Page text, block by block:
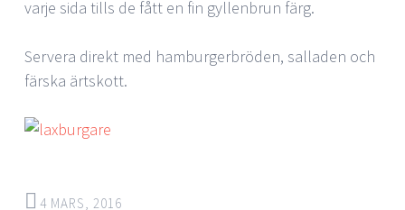
varje sida tills de fått en fin gyllenbrun färg.
Servera direkt med hamburgerbröden, salladen och
färska ärtskott.
4 MARS, 2016